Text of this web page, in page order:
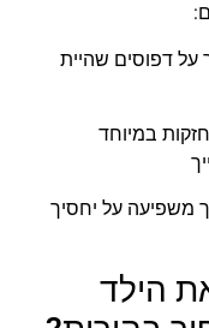
דפוסים שהיית
במיוחד
משפיעה על יחסיך
הילד